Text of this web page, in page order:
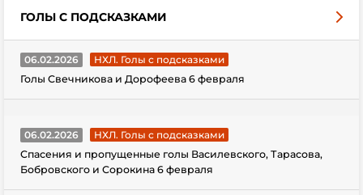
ГОЛЫ С ПОДСКАЗКАМИ
06.02.2026
НХЛ. Голы с подсказками
Голы Свечникова и Дорофеева 6 февраля
06.02.2026
НХЛ. Голы с подсказками
Спасения и пропущенные голы Василевского, Тарасова,
Бобровского и Сорокина 6 февраля